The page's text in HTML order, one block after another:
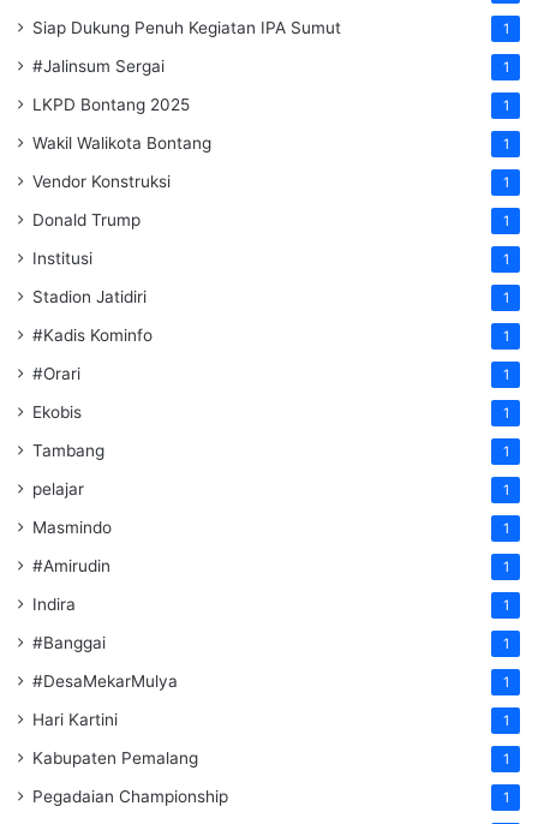
Siap Dukung Penuh Kegiatan IPA Sumut 1
#Jalinsum Sergai 1
LKPD Bontang 2025 1
Wakil Walikota Bontang 1
Vendor Konstruksi 1
Donald Trump 1
Institusi 1
Stadion Jatidiri 1
#Kadis Kominfo 1
#Orari 1
Ekobis 1
Tambang 1
pelajar 1
Masmindo 1
#Amirudin 1
Indira 1
#Banggai 1
#DesaMekarMulya 1
Hari Kartini 1
Kabupaten Pemalang 1
Pegadaian Championship 1